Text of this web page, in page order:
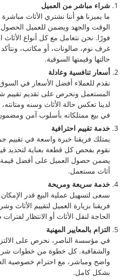
شراء مباشر من العميل
ما يميزنا هو أننا نشتري الأثاث
الوقت والجهد ويضمن للعميل
فورًا. نحن نتعامل مع كل أنواع
غرف نوم، صالونات، أو مكاتب،
حالتها وقيمتها السوقية.
أسعار تنافسية وعادلة
نقدم للعملاء أفضل الأسعار في السوق
المستعمل ونحرص على تقديم تقييم
لدينا تعكس حالة الأثاث وسنه
في بيع ممتلكاته بأسلوب آمن
خدمة تقييم احترافية
يمتلك فريقنا خبرة واسعة في تقييم
نقوم بفحص كل قطعة بعناية لتحديد
يضمن حصول العميل على أفضل قيمة
أثاث مستعمل.
خدمة سريعة ومريحة
نسعى لتسهيل عملية البيع قدر الإمكان.
فريقنا بزيارة العميل لتقييم الأثاث
الحاجة لنقل الأثاث أو الانتظار
التزام بالمعايير المهنية
في مؤسسة الناصر، نحرص على
والشفافية. كل خطوة من خطوات
واضح ومباشر، مع احترام خصوصية
بشكل كامل.